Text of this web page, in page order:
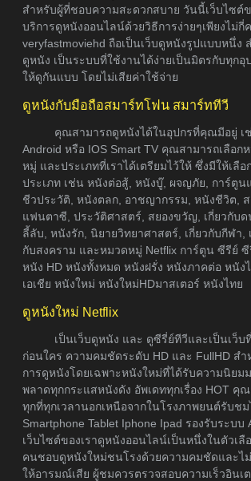
สำหรับผู้ที่ชอบความสะดวกสบาย วันนี้เว็บไซต์ข
บริการดูหนังออนไลน์ด้วยวิธีการง่ายๆเพียงไม่กี่
veryfastmoviehd ถือเป็นเว็บดูหนังรูปแบบหนึ่ง
ดูหนัง เป็นระบบที่ใช้งานได้ง่ายเป็นมิตรกับทุก
ให้ดูกันแบบ โดยไม่เสียค่าใช้จ่าย
ดูหนังกับมือถือสมาร์ทโฟน สมาร์ททีวี
คุณสามารถดูหนังได้ในอุปกรที่คุณมีอยู่ เ
Android หรือ IOS Smart TV คุณสามารถเลือก
หมู่ และประเภทที่เราได้เตรียมไว้ให้ ซึ่งมีให้เลื
ประเภท เช่น หนังต่อสู้, หนังบู๊, ผจญภัย, การ์ตูน
ชีวประวัติ, หนังตลก, อาชญากรรม, หนังชีวิต, ส
แฟนตาซี, ประวัติศาสตร์, สยองขวัญ, เกี่ยวกับด
ลี้ลับ, หนังรัก, นิยายวิทยาศาสตร์, เกี่ยวกับกีฬา,
กับสงคราม และหมวดหมู่ Netflix การ์ตูน ซีรีย์ ซี
หนัง HD หนังทั้งหมด หนังฝรั่ง หนังภาคต่อ หนัง
เอเชีย หนังใหม่ หนังใหม่HDมาสเตอร์ หนังไทย
ดูหนังใหม่ Netflix
เป็นเว็บดูหนัง และ ดูซีรี่ย์ทีวีและเป็นเว็บ
ก่อนใคร ความคมชัดระดับ HD และ FullHD ส
การดูหนังโดยเฉพาะหนังใหม่ที่ได้รับความนิยม
พลาดทุกกระแสหนังดัง อัพเดททุกเรื่อง HOT คุ
ทุกที่ทุกเวลานอกเหนือจากในโรงภาพยนต์รับช
Smartphone Tablet Iphone Ipad รองรับระบบ
เว็บไซต์ของเราดูหนังออนไลน์เป็นหนึ่งในตัวเ
คนชอบดูหนังใหม่ชนโรงด้วยความคมชัดและไ
ให้อารมณ์เสีย ผู้ชมควรตรวจสอบความเร็วอินเ